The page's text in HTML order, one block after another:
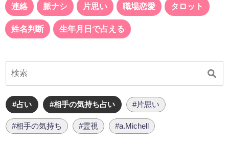
連絡 脈ナシ 片思い 職場恋愛 タロット
姓名判断 生年月日で占える
#占い #相手の気持ち占い #片思い
#相手の気持ち #霊視 #a.Michell